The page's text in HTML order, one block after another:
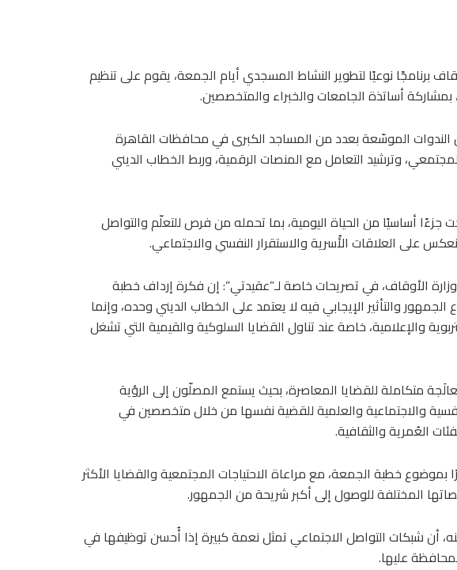
نوعيًا لتطوير النشاط المسجدي أيام الجمعة، يقوم على تنظيم
أساتذة الجامعات والخبراء والمتخصصين.
الموسّعة بعدد من المساجد الكبرى في محافظات القاهرة
وترشيد التعامل مع المنصات الرقمية، وربط الخطاب الديني
أساسيًا من الحياة اليومية، بما تحمله من فرص للتعلّم والتواصل
على العلاقات الأُسرية والاستقرار النفسي والاجتماعي.
الأوقاف، في تصريحات خاصة لـ”عقيدتي”: إن فكرة إرداف خطبة
والتأثير الإيجابي فيه لا يعتمد على الخطاب الديني وحده، وإنما
والإعلامية، خاصة عند تناول القضايا السلوكية والقيمية التي تشغل
متكاملة للقضايا المعاصرة، بحيث يستمع المصلّون إلى الرؤية
والاجتماعية والعلمية للقضية نفسها من خلال متخصصين في
العُمرية والثقافية.
بموضوع خطبة الجمعة، مع مراعاة الاحتياجات المجتمعية والقضايا الأكثر
المختلفة للوصول إلى أكبر شريحة من الجمهور.
أن شبكات التواصل الاجتماعي تمثل نعمة كبيرة إذا أُحسن توظيفها في
عليها.